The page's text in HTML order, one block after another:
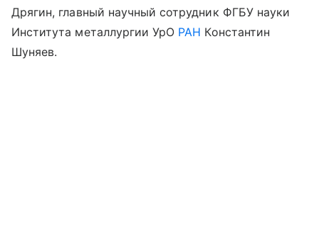
Дрягин, главный научный сотрудник ФГБУ науки
Института металлургии УрО РАН Константин
Шуняев.